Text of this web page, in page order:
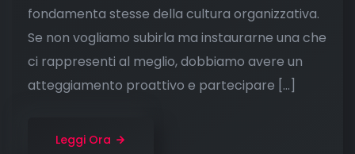
fondamenta stesse della cultura organizzativa.
Se non vogliamo subirla ma instaurarne una che
ci rappresenti al meglio, dobbiamo avere un
atteggiamento proattivo e partecipare […]
Leggi Ora